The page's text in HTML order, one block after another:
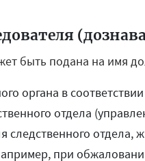
быть подана на имя
органа в
отдела
следственного
при